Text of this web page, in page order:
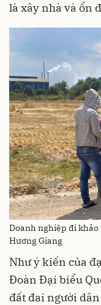
là xây nhà và ổn
Doanh nghiệp đi
Hương Giang
Như ý kiến của
Đoàn Đại biểu
đất đai người